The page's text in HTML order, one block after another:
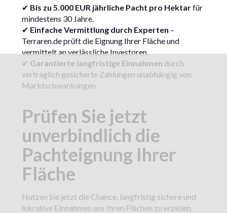
✔ Bis zu 5.000 EUR jährliche Pacht pro Hektarfür
mindestens 30 Jahre.
✔ Einfache Vermittlung durch Experten –
Terraren.de prüft die Eignung Ihrer Fläche und
vermittelt an verlässliche Investoren.
✔ Garantierte langfristige Einnahmen durch
vertraglich gesicherte Zahlungen unabhängig von
Marktschwankungen.
Prüfen Sie jetzt
unverbindlich die
Pachteignung Ihrer
Fläche
Nutzen Sie jetzt die Chance, langfristig sichere und
lukrative Einnahmen aus Ihren Flächen zu erzielen.